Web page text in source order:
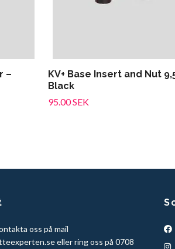
–
KV+ Base Insert and Nut
Black
95.00 SEK
oss på mail
eller ring oss på 0708